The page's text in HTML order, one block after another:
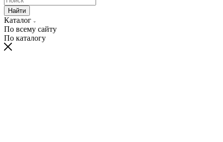
Найти
Каталог
По всему сайту
По каталогу